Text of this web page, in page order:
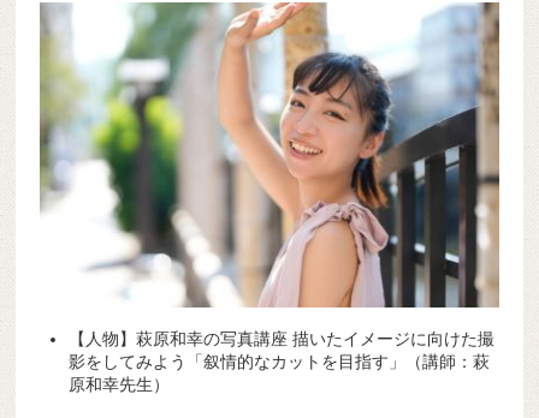
【人物】萩原和幸の写真講座 描いたイメージに向けた撮
影をしてみよう「叙情的なカットを目指す」（講師：萩
原和幸先生）